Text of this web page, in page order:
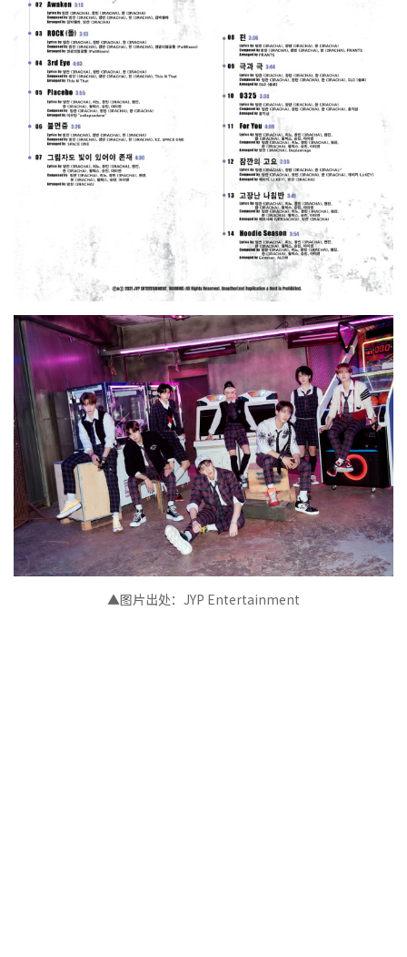
▲图片出处：JYP Entertainment